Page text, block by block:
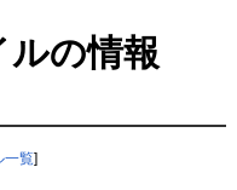
ルの情報
一覧]